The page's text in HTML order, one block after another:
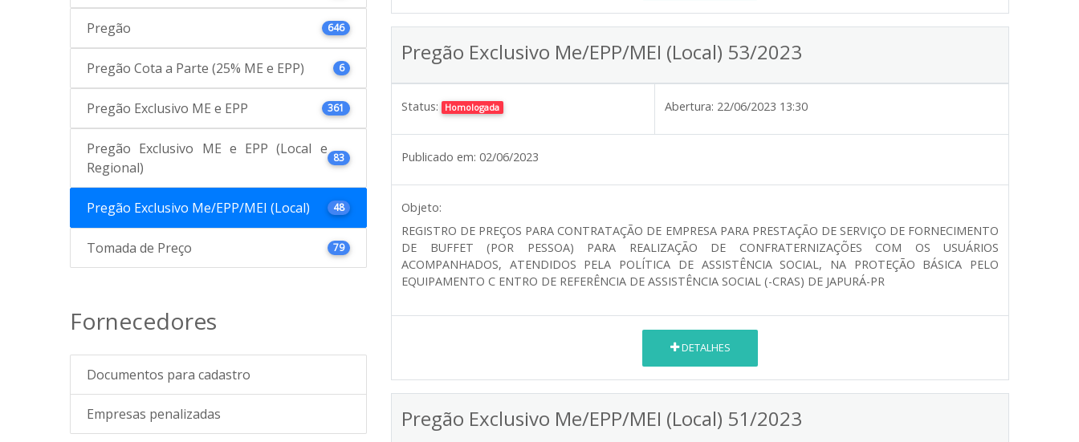
Pregão 646
Pregão Cota a Parte (25% ME e EPP) 6
Pregão Exclusivo ME e EPP 361
Pregão Exclusivo ME e EPP (Local e
Regional)
83
Pregão Exclusivo Me/EPP/MEI (Local) 48
Tomada de Preço 79
Fornecedores
Documentos para cadastro
Empresas penalizadas
Pregão Exclusivo Me/EPP/MEI (Local) 53/2023
Status: Homologada Abertura: 22/06/2023 13:30
Publicado em: 02/06/2023
Objeto:
REGISTRO DE PREÇOS PARA CONTRATAÇÃO DE EMPRESA PARA PRESTAÇÃO DE SERVIÇO DE FORNECIMENTO
DE BUFFET (POR PESSOA) PARA REALIZAÇÃO DE CONFRATERNIZAÇÕES COM OS USUÁRIOS
ACOMPANHADOS, ATENDIDOS PELA POLÍTICA DE ASSISTÊNCIA SOCIAL, NA PROTEÇÃO BÁSICA PELO
EQUIPAMENTO C ENTRO DE REFERÊNCIA DE ASSISTÊNCIA SOCIAL (-CRAS) DE JAPURÁ-PR
DETALHES
Pregão Exclusivo Me/EPP/MEI (Local) 51/2023